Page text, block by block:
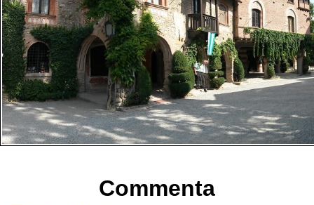
Commenta